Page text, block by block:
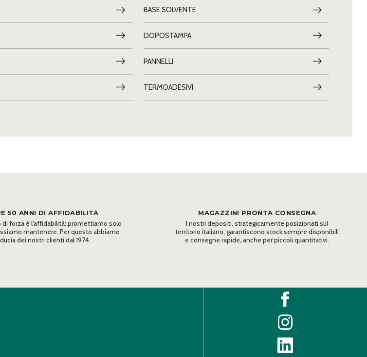
BASE SOLVENTE
DOPOSTAMPA
PANNELLI
TERMOADESIVI
50 ANNI DI AFFIDABILITÀ
di forza è l'affidabilità: promettiamo solo
mantenere. Per questo abbiamo
dei nostri clienti dal 1974.
MAGAZZINI PRONTA CONSEGNA
I nostri depositi, strategicamente posizionati sul
territorio italiano, garantiscono stock sempre disponibili
e consegne rapide, anche per piccoli quantitativi.